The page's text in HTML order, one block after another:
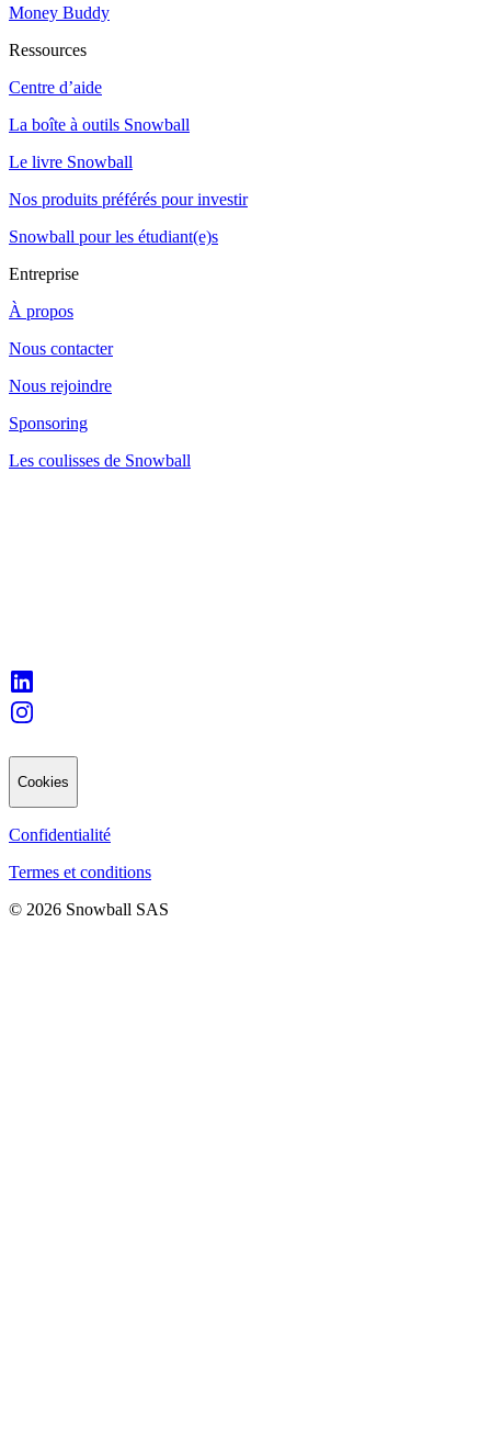
Money Buddy
Ressources
Centre d’aide
La boîte à outils Snowball
Le livre Snowball
Nos produits préférés pour investir
Snowball pour les étudiant(e)s
Entreprise
À propos
Nous contacter
Nous rejoindre
Sponsoring
Les coulisses de Snowball
Cookies
Confidentialité
Termes et conditions
© 2026 Snowball SAS